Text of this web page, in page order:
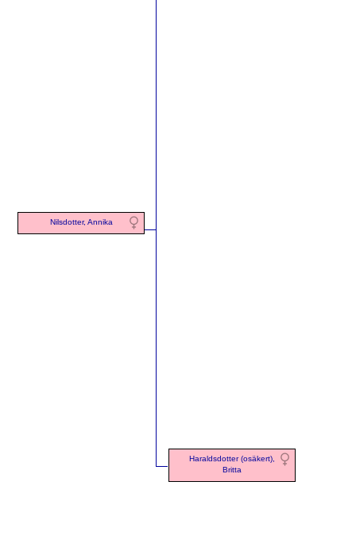
Nilsdotter, Annika
Haraldsdotter (osäkert),
Britta